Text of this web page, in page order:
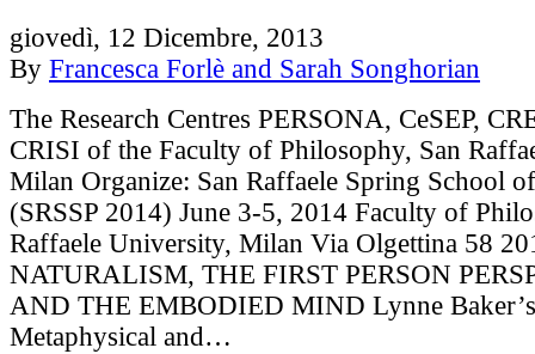
giovedì, 12 Dicembre, 2013
By Francesca Forlè and Sarah Songhorian
The Research Centres PERSONA, CeSEP,
CRISI of the Faculty of Philosophy, San
Milan Organize: San Raffaele Spring School
(SRSSP 2014) June 3-5, 2014 Faculty of
Raffaele University, Milan Via Olgettina 58
NATURALISM, THE FIRST PERSON
AND THE EMBODIED MIND Lynne
Metaphysical and…